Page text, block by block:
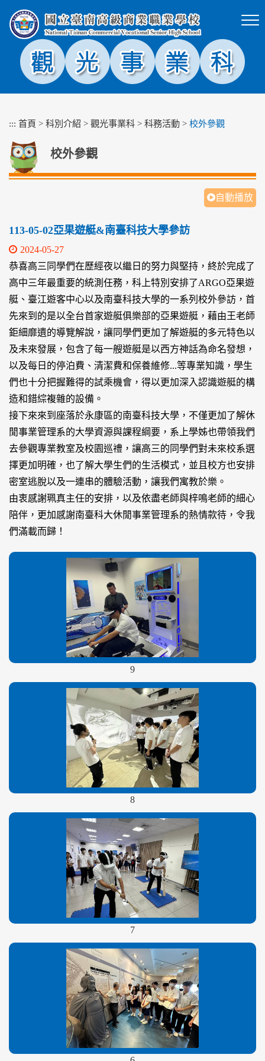
塊
::: 首頁 > 科別介紹 > 觀光事業科 > 科務活動 > 校外參觀
校外參觀
自動播放
113-05-02亞果遊艇&南臺科技大學參訪
2024-05-27
恭喜高三同學們在歷經夜以繼日的努力與堅持，終於完成了
高中三年最重要的統測任務，科上特別安排了ARGO亞果遊
艇、臺江遊客中心以及南臺科技大學的一系列校外參訪，首
先來到的是以全台首家遊艇俱樂部的亞果遊艇，藉由王老師
鉅細靡遺的導覽解說，讓同學們更加了解遊艇的多元特色以
及未來發展，包含了每一艘遊艇是以西方神話為命名發想，
以及每日的停泊費、清潔費和保養維修...等專業知識，學生
們也十分把握難得的試乘機會，得以更加深入認識遊艇的構
造和錯綜複雜的設備。
接下來來到座落於永康區的南臺科技大學，不僅更加了解休
閒事業管理系的大學資源與課程綱要，系上學姊也帶領我們
去參觀專業教室及校園巡禮，讓高三的同學們對未來校系選
擇更加明確，也了解大學生們的生活模式，並且校方也安排
密室逃脫以及一連串的體驗活動，讓我們寓教於樂。
由衷感謝珮真主任的安排，以及依盡老師與梓鳴老師的細心
陪伴，更加感謝南臺科大休閒事業管理系的熱情款待，令我
們滿載而歸！
9
8
7